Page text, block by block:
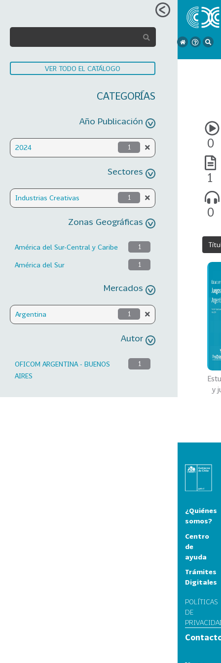
VER TODO EL CATÁLOGO
CATEGORÍAS
Año Publicación
2024 1
Sectores
Industrias Creativas 1
Zonas Geográficas
América del Sur-Central y Caribe 1
América del Sur 1
Mercados
Argentina 1
Autor
OFICOM ARGENTINA - BUENOS
AIRES
1
0
1
0
y
¿Quiénes
somos?
Centro
de
ayuda
Trámites
Digitales
POLÍTICAS
DE